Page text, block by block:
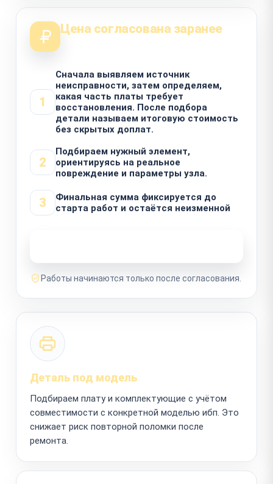
Цена согласована заранее
1
Сначала выявляем источник
неисправности, затем определяем,
какая часть платы требует
восстановления. После подбора
детали называем итоговую стоимость
без скрытых доплат.
2
Подбираем нужный элемент,
ориентируясь на реальное
повреждение и параметры узла.
3
Финальная сумма фиксируется до
старта работ и остаётся неизменной
Работы начинаются только после согласования.
Деталь под модель
Подбираем плату и комплектующие с учётом
совместимости с конкретной моделью ибп. Это
снижает риск повторной поломки после
ремонта.